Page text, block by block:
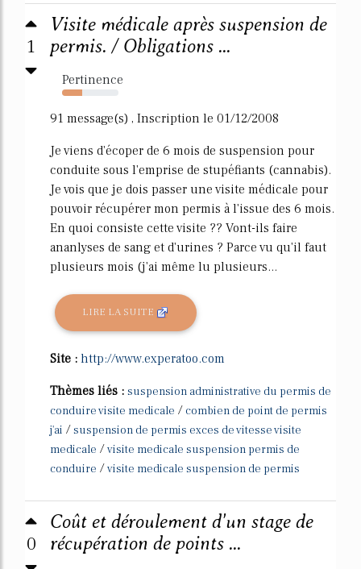
1
Visite médicale après suspension de
permis. / Obligations ...
Pertinence
35%
91 message(s) , Inscription le 01/12/2008
Je viens d'écoper de 6 mois de suspension pour
conduite sous l'emprise de stupéfiants (cannabis).
Je vois que je dois passer une visite médicale pour
pouvoir récupérer mon permis à l'issue des 6 mois.
En quoi consiste cette visite ?? Vont-ils faire
ananlyses de sang et d'urines ? Parce vu qu'il faut
plusieurs mois (j'ai même lu plusieurs...
LIRE LA SUITE
Site : http://www.experatoo.com
Thèmes liés : suspension administrative du permis de
conduire visite medicale / combien de point de permis
j'ai /suspension de permis exces de vitesse visite
medicale /visite medicale suspension permis de
conduire /visite medicale suspension de permis
0
Coût et déroulement d'un stage de
récupération de points ...